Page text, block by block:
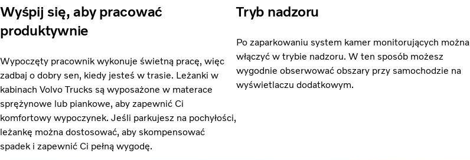
Wyśpij się, aby pracować
produktywnie
Wypoczęty pracownik wykonuje świetną pracę, więc
zadbaj o dobry sen, kiedy jesteś w trasie. Leżanki w
kabinach Volvo Trucks są wyposażone w materace
sprężynowe lub piankowe, aby zapewnić Ci
komfortowy wypoczynek. Jeśli parkujesz na pochyłości,
leżankę można dostosować, aby skompensować
spadek i zapewnić Ci pełną wygodę.
Tryb nadzoru
Po zaparkowaniu system kamer monitorujących można
włączyć w trybie nadzoru. W ten sposób możesz
wygodnie obserwować obszary przy samochodzie na
wyświetlaczu dodatkowym.